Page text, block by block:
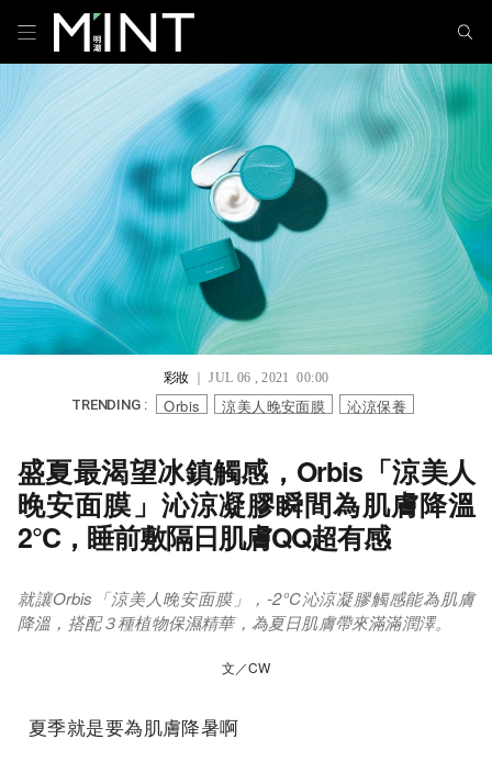
彩妝｜ JUL 06 , 2021 00:00
TRENDING : Orbis 涼美人晚安面膜 沁涼保養
盛夏最渴望冰鎮觸感，Orbis「涼美人
晚安面膜」沁涼凝膠瞬間為肌膚降溫
2°C，睡前敷隔日肌膚QQ超有感
就讓Orbis「涼美人晚安面膜」，-2°C沁涼凝膠觸感能為肌膚
降溫，搭配３種植物保濕精華，為夏日肌膚帶來滿滿潤澤。
文／CW
夏季就是要為肌膚降暑啊